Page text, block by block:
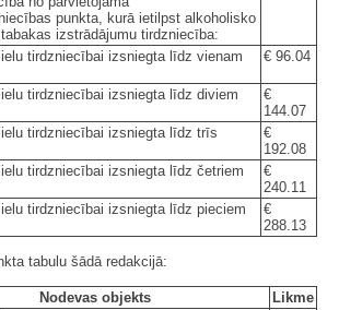
punkta, kurā ietilpst alkoholisko
izstrādājumu tirdzniecība:
tirdzniecībai izsniegta līdz vienam
€ 96.04
tirdzniecībai izsniegta līdz diviem
€
144.07
tirdzniecībai izsniegta līdz trīs
€
192.08
tirdzniecībai izsniegta līdz četriem
€
240.11
tirdzniecībai izsniegta līdz pieciem
€
288.13
tabulu šādā redakcijā:
Nodevas objekts
Likme